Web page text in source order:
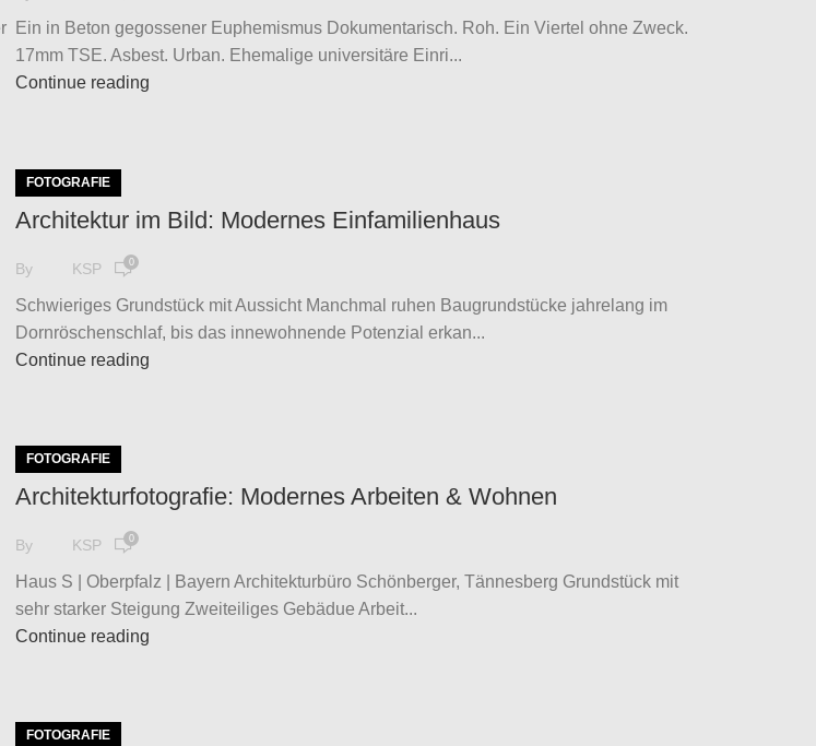
Ein in Beton gegossener Euphemismus Dokumentarisch. Roh. Ein Viertel ohne Zweck.
17mm TSE. Asbest. Urban. Ehemalige universitäre Einri...
Continue reading
FOTOGRAFIE
Architektur im Bild: Modernes Einfamilienhaus
By KSP 0
Schwieriges Grundstück mit Aussicht Manchmal ruhen Baugrundstücke jahrelang im
Dornröschenschlaf, bis das innewohnende Potenzial erkan...
Continue reading
FOTOGRAFIE
Architekturfotografie: Modernes Arbeiten & Wohnen
By KSP 0
Haus S | Oberpfalz | Bayern Architekturbüro Schönberger, Tännesberg Grundstück mit
sehr starker Steigung Zweiteiliges Gebädue Arbeit...
Continue reading
FOTOGRAFIE